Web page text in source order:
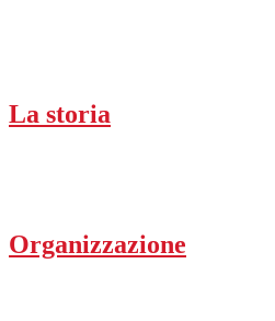
La storia
Organizzazione